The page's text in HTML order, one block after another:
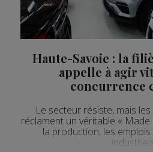
Haute-Savoie : la
appelle à agir
concurrence
Le secteur résiste, mais
réclament un véritable «
la production, les
industriels.